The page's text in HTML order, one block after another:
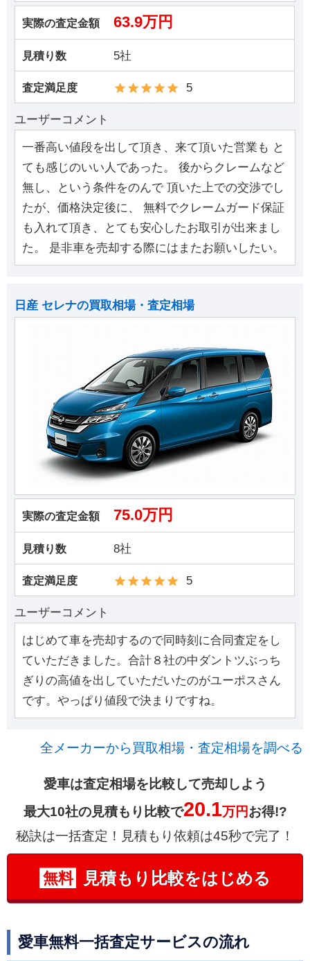
実際の査定金額 63.9万円
見積り数 5社
査定満足度 5
ユーザーコメント
一番高い値段を出して頂き、来て頂いた営業も と
ても感じのいい人であった。 後からクレームなど
無し、という条件をのんで 頂いた上での交渉でし
たが、価格決定後に、 無料でクレームガード保証
も入れて頂き、とても安心したお取引が出来まし
た。 是非車を売却する際にはまたお願いしたい。
日産 セレナの買取相場・査定相場
実際の査定金額 75.0万円
見積り数 8社
査定満足度 5
ユーザーコメント
はじめて車を売却するので同時刻に合同査定をし
ていただきました。合計８社の中ダントツぶっち
ぎりの高値を出していただいたのがユーポスさん
です。やっぱり値段で決まりですね。
全メーカーから買取相場・査定相場を調べる
愛車は査定相場を比較して売却しよう
最大10社の見積もり比較で20.1万円お得!?
秘訣は一括査定！見積もり依頼は45秒で完了！
無料 見積もり比較をはじめる
愛車無料一括査定サービスの流れ